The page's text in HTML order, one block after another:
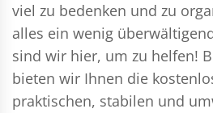
viel zu bedenken und zu
alles ein wenig
sind wir hier, um zu helfen!
bieten wir Ihnen die
praktischen, stabilen und